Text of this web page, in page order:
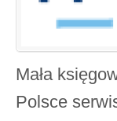
Mała
Polsce